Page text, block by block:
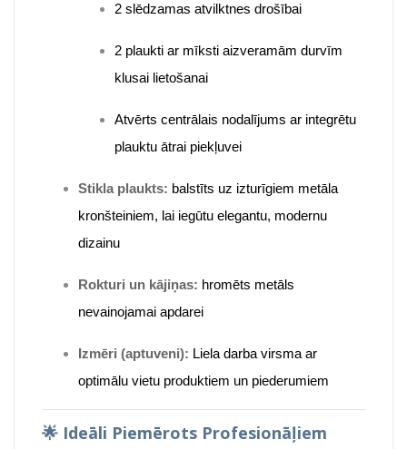
2 slēdzamas atvilktnes drošībai
2 plaukti ar mīksti aizveramām durvīm
klusai lietošanai
Atvērts centrālais nodalījums ar integrētu
plauktu ātrai piekļuvei
Stikla plaukts: balstīts uz izturīgiem metāla
kronšteiniem, lai iegūtu elegantu, modernu
dizainu
Rokturi un kājiņas: hromēts metāls
nevainojamai apdarei
Izmēri (aptuveni): Liela darba virsma ar
optimālu vietu produktiem un piederumiem
🌟 Ideāli Piemērots Profesionāļiem